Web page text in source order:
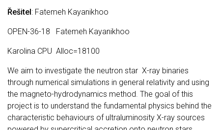
Řešitel : Fatemeh Kayanikhoo
OPEN-36-18 Fatemeh Kayanikhoo
Karolina CPU Alloc=18100
We aim to investigate the neutron star X-ray binaries
through numerical simulations in general relativity and using
the magneto-hydrodynamics method. The goal of this
project is to understand the fundamental physics behind the
characteristic behaviours of ultraluminosity X-ray sources